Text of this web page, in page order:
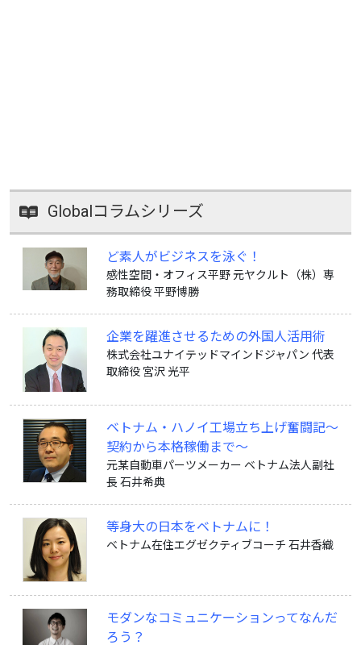
Globalコラムシリーズ
ど素人がビジネスを泳ぐ！
感性空間・オフィス平野 元ヤクルト（株）専
務取締役 平野博勝
企業を躍進させるための外国人活用術
株式会社ユナイテッドマインドジャパン 代表
取締役 宮沢 光平
ベトナム・ハノイ工場立ち上げ奮闘記〜
契約から本格稼働まで〜
元某自動車パーツメーカー ベトナム法人副社
長 石井希典
等身大の日本をベトナムに！
ベトナム在住エグゼクティブコーチ 石井香織
モダンなコミュニケーションってなんだ
ろう？